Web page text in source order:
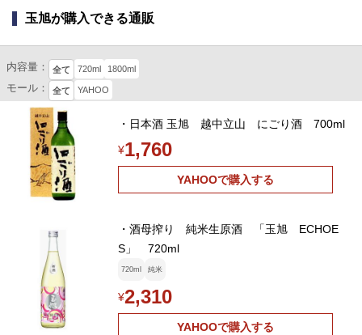
玉旭が購入できる通販
内容量： 全て 720ml 1800ml
モール： 全て YAHOO
・日本酒 玉旭 越中立山 にごり酒 700ml
¥1,760
YAHOOで購入する
・酒母搾り 純米生原酒 「玉旭 ECHOE
S」 720ml
720ml 純米
¥2,310
YAHOOで購入する